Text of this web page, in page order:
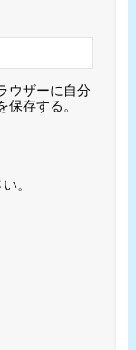
ウザーに自分
存する。
。